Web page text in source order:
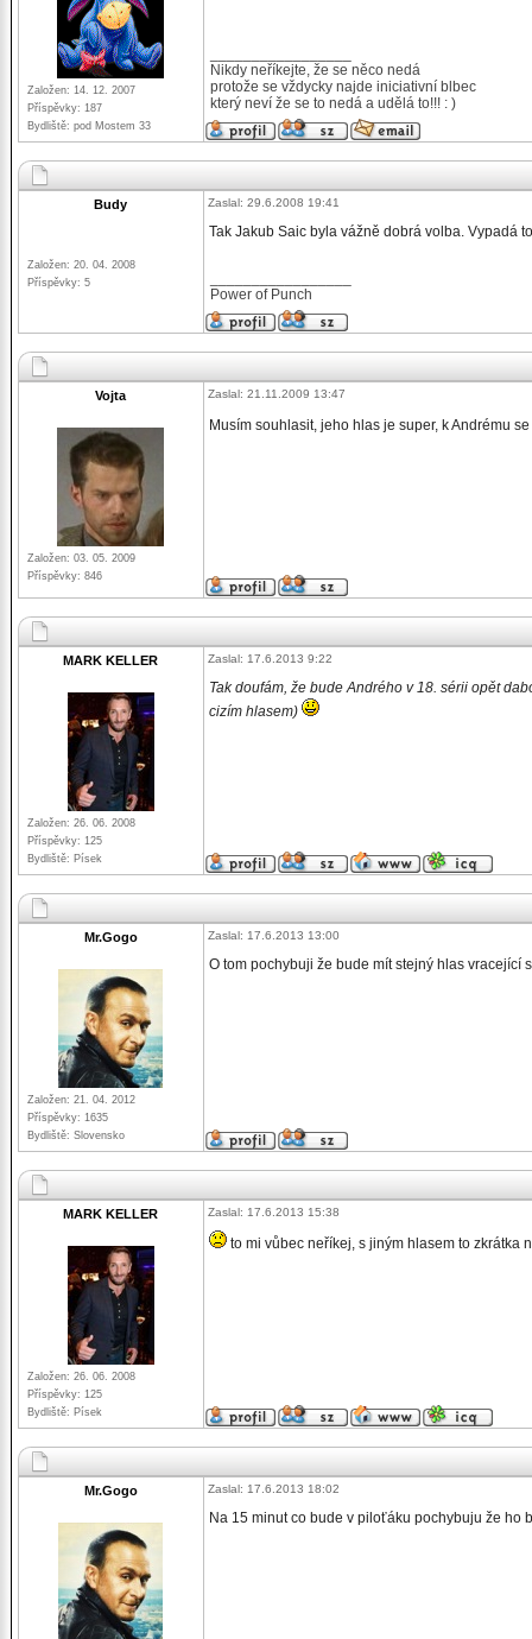
Založen: 14. 12. 2007
Příspěvky: 187
Bydliště: pod Mostem 33
Nikdy neříkejte, že se něco nedá
protože se vždycky najde iniciativní blbec
který neví že se to nedá a udělá to!!! : )
Budy
Založen: 20. 04. 2008
Příspěvky: 5
Zaslal: 29.6.2008 19:41
Tak Jakub Saic byla vážně dobrá volba. Vypadá
Power of Punch
Vojta
Založen: 03. 05. 2009
Příspěvky: 846
Zaslal: 21.11.2009 13:47
Musím souhlasit, jeho hlas je super, k Andrému
MARK KELLER
Založen: 26. 06. 2008
Příspěvky: 125
Bydliště: Písek
Zaslal: 17.6.2013 9:22
Tak doufám, že bude Andrého v 18. sérii opět
cizím hlasem)
Mr.Gogo
Založen: 21. 04. 2012
Příspěvky: 1635
Bydliště: Slovensko
Zaslal: 17.6.2013 13:00
O tom pochybuji že bude mít stejný hlas vracející
MARK KELLER
Založen: 26. 06. 2008
Příspěvky: 125
Bydliště: Písek
Zaslal: 17.6.2013 15:38
to mi vůbec neříkej, s jiným hlasem to zkrátka
Mr.Gogo Zaslal: 17.6.2013 18:02
Na 15 minut co bude v piloťáku pochybuju že ho